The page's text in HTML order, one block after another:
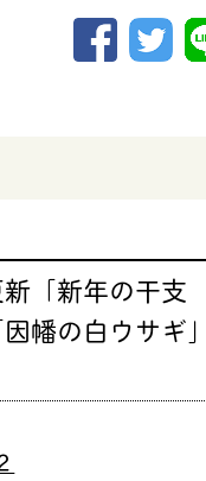
新「新年の干
因幡の白ウサギ